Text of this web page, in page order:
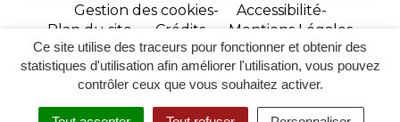
Ce site utilise des traceurs pour fonctionner et obtenir des
statistiques d'utilisation afin améliorer l'utilisation, vous pouvez
contrôler ceux que vous souhaitez activer.
Gestion des cookies
Accessibilité
Plan du site
Crédits
Mentions Légales
Site
réalisé
par